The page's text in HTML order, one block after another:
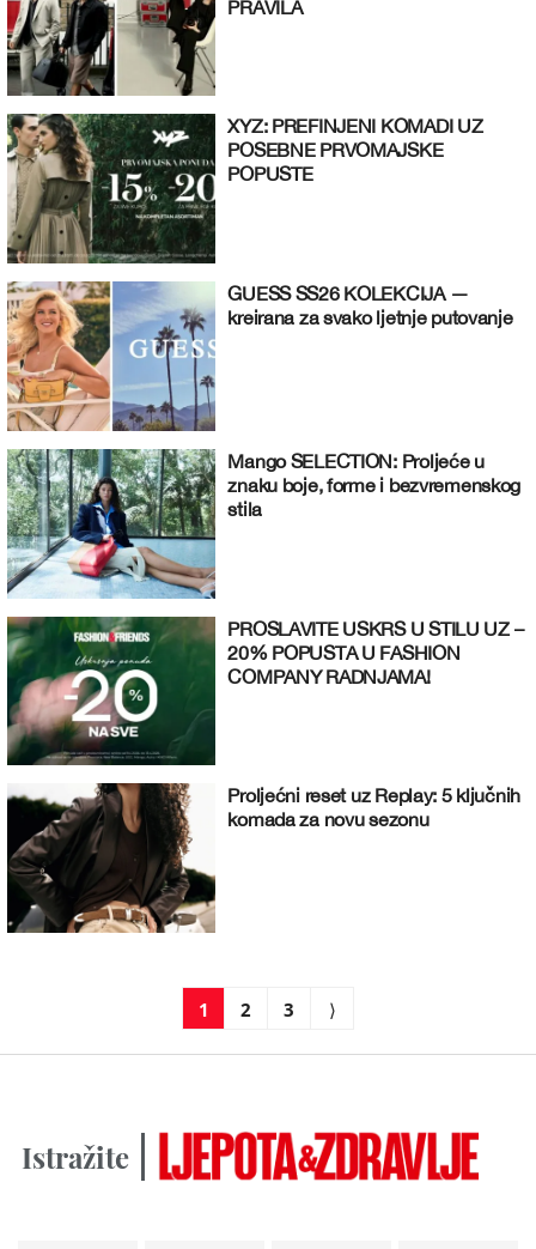
PRAVILA
XYZ: PREFINJENI KOMADI UZ
POSEBNE PRVOMAJSKE
POPUSTE
GUESS SS26 KOLEKCIJA —
kreirana za svako ljetnje putovanje
Mango SELECTION: Proljeće u
znaku boje, forme i bezvremenskog
stila
PROSLAVITE USKRS U STILU UZ –
20% POPUSTA U FASHION
COMPANY RADNJAMA!
Proljećni reset uz Replay: 5 ključnih
komada za novu sezonu
1 2 3 ⟩
Istražite